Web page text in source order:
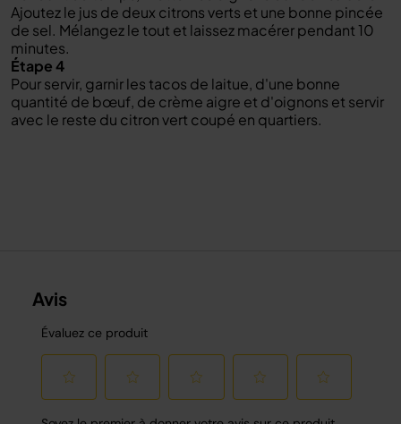
Ajoutez le jus de deux citrons verts et une bonne pincée
de sel. Mélangez le tout et laissez macérer pendant 10
minutes.
Étape 4
Pour servir, garnir les tacos de laitue, d'une bonne
quantité de bœuf, de crème aigre et d'oignons et servir
avec le reste du citron vert coupé en quartiers.